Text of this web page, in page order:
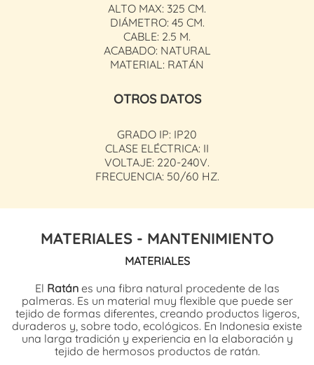
ALTO MAX: 325 CM.
DIÁMETRO: 45 CM.
CABLE: 2.5 M.
ACABADO: NATURAL
MATERIAL: RATÁN
OTROS DATOS
GRADO IP: IP20
CLASE ELÉCTRICA: II
VOLTAJE: 220-240V.
FRECUENCIA: 50/60 HZ.
MATERIALES - MANTENIMIENTO
MATERIALES
El Ratánes una fibra natural procedente de las
palmeras. Es un material muy flexible que puede ser
tejido de formas diferentes, creando productos ligeros,
duraderos y, sobre todo, ecológicos. En Indonesia existe
una larga tradición y experiencia en la elaboración y
tejido de hermosos productos de ratán.